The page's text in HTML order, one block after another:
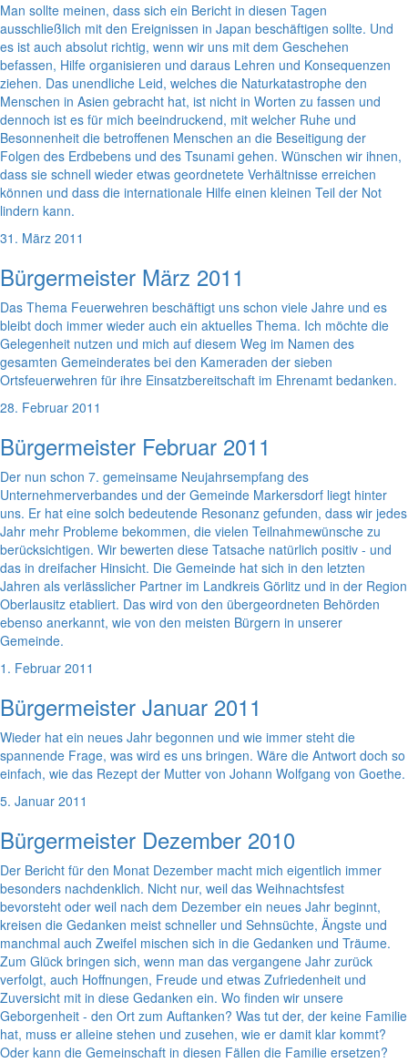
Man sollte meinen, dass sich ein Bericht in diesen Tagen
ausschließlich mit den Ereignissen in Japan beschäftigen sollte. Und
es ist auch absolut richtig, wenn wir uns mit dem Geschehen
befassen, Hilfe organisieren und daraus Lehren und Konsequenzen
ziehen. Das unendliche Leid, welches die Naturkatastrophe den
Menschen in Asien gebracht hat, ist nicht in Worten zu fassen und
dennoch ist es für mich beeindruckend, mit welcher Ruhe und
Besonnenheit die betroffenen Menschen an die Beseitigung der
Folgen des Erdbebens und des Tsunami gehen. Wünschen wir ihnen,
dass sie schnell wieder etwas geordnetete Verhältnisse erreichen
können und dass die internationale Hilfe einen kleinen Teil der Not
lindern kann.
31. März 2011
Bürgermeister März 2011
Das Thema Feuerwehren beschäftigt uns schon viele Jahre und es
bleibt doch immer wieder auch ein aktuelles Thema. Ich möchte die
Gelegenheit nutzen und mich auf diesem Weg im Namen des
gesamten Gemeinderates bei den Kameraden der sieben
Ortsfeuerwehren für ihre Einsatzbereitschaft im Ehrenamt bedanken.
28. Februar 2011
Bürgermeister Februar 2011
Der nun schon 7. gemeinsame Neujahrsempfang des
Unternehmerverbandes und der Gemeinde Markersdorf liegt hinter
uns. Er hat eine solch bedeutende Resonanz gefunden, dass wir jedes
Jahr mehr Probleme bekommen, die vielen Teilnahmewünsche zu
berücksichtigen. Wir bewerten diese Tatsache natürlich positiv - und
das in dreifacher Hinsicht. Die Gemeinde hat sich in den letzten
Jahren als verlässlicher Partner im Landkreis Görlitz und in der Region
Oberlausitz etabliert. Das wird von den übergeordneten Behörden
ebenso anerkannt, wie von den meisten Bürgern in unserer
Gemeinde.
1. Februar 2011
Bürgermeister Januar 2011
Wieder hat ein neues Jahr begonnen und wie immer steht die
spannende Frage, was wird es uns bringen. Wäre die Antwort doch so
einfach, wie das Rezept der Mutter von Johann Wolfgang von Goethe.
5. Januar 2011
Bürgermeister Dezember 2010
Der Bericht für den Monat Dezember macht mich eigentlich immer
besonders nachdenklich. Nicht nur, weil das Weihnachtsfest
bevorsteht oder weil nach dem Dezember ein neues Jahr beginnt,
kreisen die Gedanken meist schneller und Sehnsüchte, Ängste und
manchmal auch Zweifel mischen sich in die Gedanken und Träume.
Zum Glück bringen sich, wenn man das vergangene Jahr zurück
verfolgt, auch Hoffnungen, Freude und etwas Zufriedenheit und
Zuversicht mit in diese Gedanken ein. Wo finden wir unsere
Geborgenheit - den Ort zum Auftanken? Was tut der, der keine Familie
hat, muss er alleine stehen und zusehen, wie er damit klar kommt?
Oder kann die Gemeinschaft in diesen Fällen die Familie ersetzen?